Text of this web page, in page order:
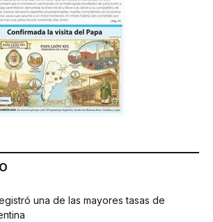
una de las mayores tasas de